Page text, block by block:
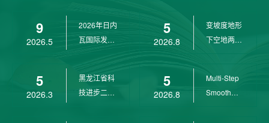
9
2026.5
2026年日内
瓦国际发明
5
2026.3
黑龙江省科
技进步二等
wit...
5
2026.8
变坡度地形
下空地两用
5
2026.8
Multi-Step
Smooth